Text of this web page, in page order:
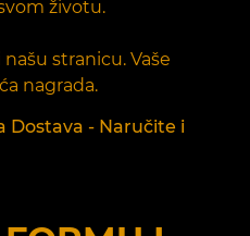
životu.
stranicu. Vaše
nagrada.
Dostava - Naručite i